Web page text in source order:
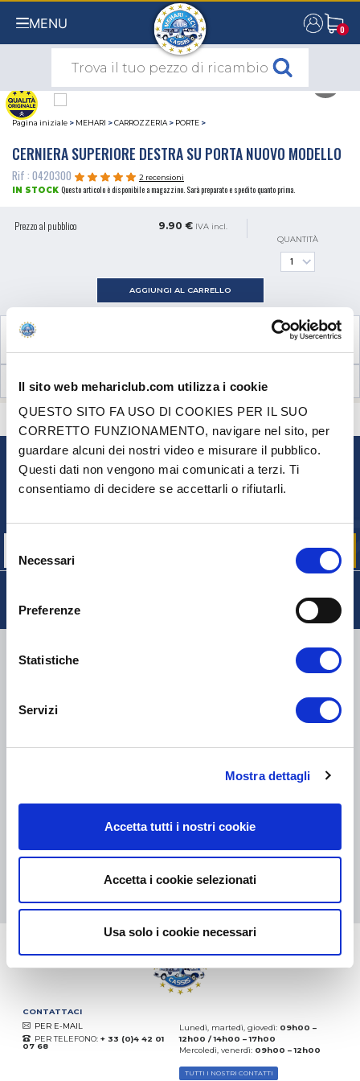
Il sito web mehariclub.com utilizza i cookie
QUESTO SITO FA USO DI COOKIES PER IL SUO
CORRETTO FUNZIONAMENTO, navigare nel sito, per
guardare alcuni dei nostri video e misurare il pubblico.
Questi dati non vengono mai comunicati a terzi. Ti
consentiamo di decidere se accettarli o rifiutarli.
delNecessari
Preferenze
Statistiche
Servizi
Mostra dettagli
Accetta tutti i nostri cookie
Accetta i cookie selezionati
Usa solo i cookie necessari
MENU 0
0
Pagina iniziale > MEHARI >CARROZZERIA > PORTE >
CERNIERA SUPERIORE DESTRA SU PORTA NUOVO MODELLO
Rif : 0420300
2 recensioni
IN STOCK Questo articolo è disponibile a magazzino. Sarà preparato e spedito quanto prima.
Prezzo al pubblico 9.90 € IVA incl.
QUANTITÀ
AGGIUNGI AL CARRELLO
VEDI I
RECENSIONI CLIENTI (2)
CONTATTACI
NEWSLETTER
EXPRESS, DPD
Eccellente:4.5/5
(dal 2018)
CONTATTACI
PER E-MAIL
PER TELEFONO: + 33 (0)4 42 01
07 68
Lunedì, martedì, giovedì: 09h00 –
12h00 / 14h00 – 17h00
Mercoledì, venerdì: 09h00 – 12h00
TUTTI I NOSTRI CONTATTI